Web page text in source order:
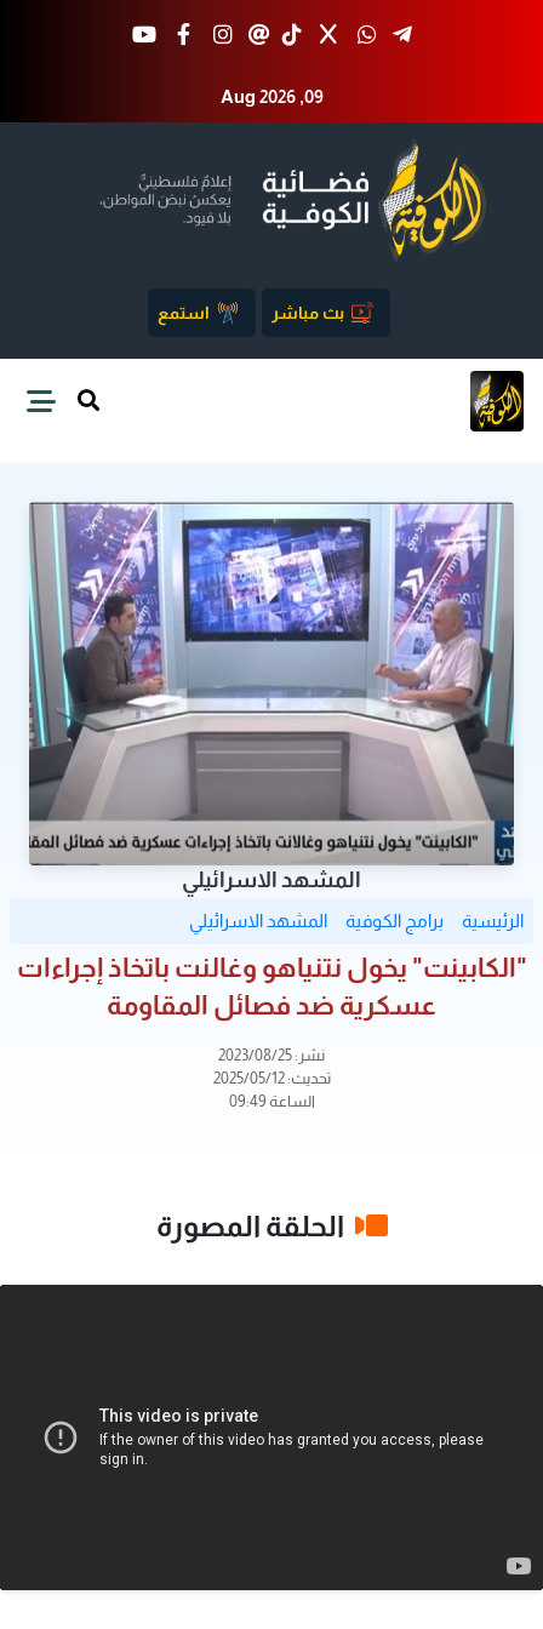
Aug 2026 ,09
بث مباشر استمع
المشهد الاسرائيلي
الرئيسية برامج الكوفية المشهد الاسرائيلي
"الكابينت" يخول نتنياهو وغالنت باتخاذ إجراءات
عسكرية ضد فصائل المقاومة
نشر: 2023/08/25
تحديث: 2025/05/12
الساعة 09:49
الحلقة المصورة